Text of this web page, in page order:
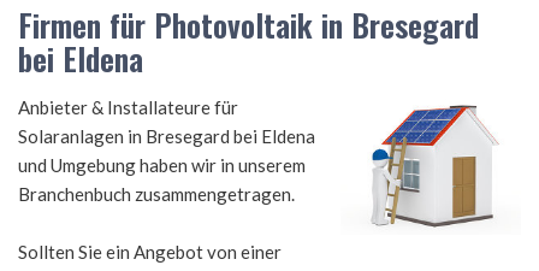
Firmen für Photovoltaik in Bresegard
bei Eldena
Anbieter & Installateure für
Solaranlagen in Bresegard bei Eldena
und Umgebung haben wir in unserem
Branchenbuch zusammengetragen.
Sollten Sie ein Angebot von einer